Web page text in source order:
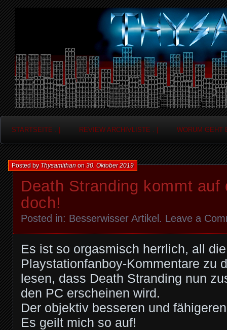
Thysamithan
STARTSEITE . | REVIEW ARCHIVLISTE . | WORUM GEHT
Death Stranding kommt auf
doch!
Posted byThysamithanon30. Oktober 2019
Posted in: Besserwisser Artikel . Leave a
Es ist so orgasmisch herrlich, all
Playstationfanboy-Kommentare zu
lesen, dass Death Stranding nun
den PC erscheinen wird.
Der objektiv besseren und
Es geilt mich so auf!